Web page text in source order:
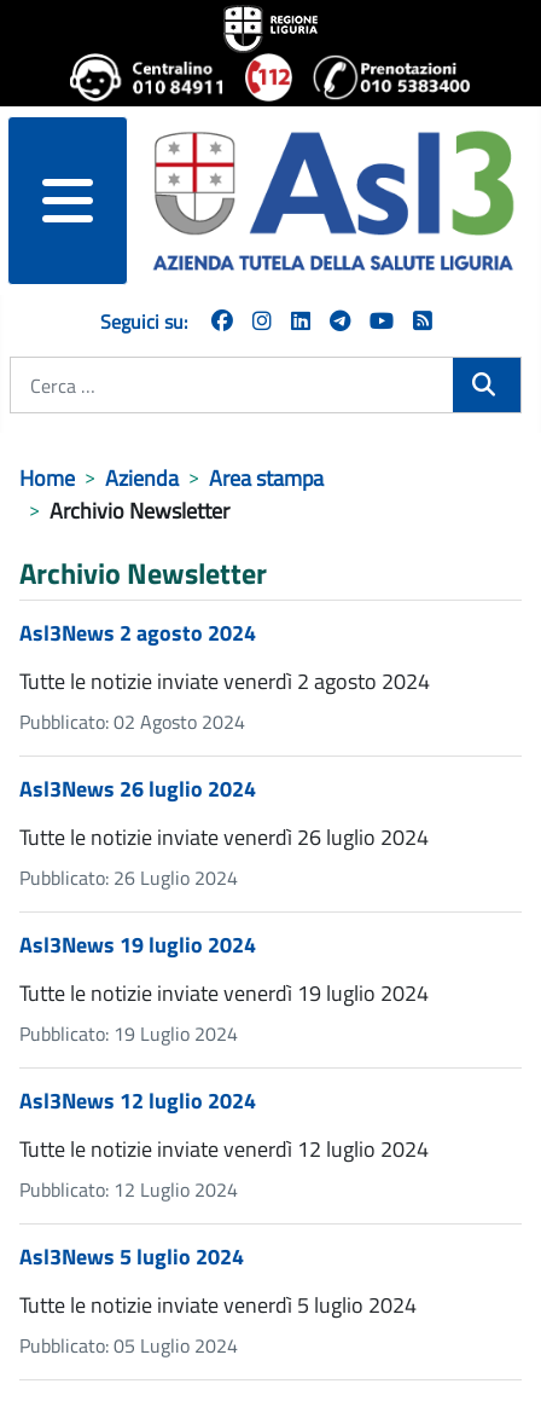
menu
Seguici su:
Home Azienda
Area stampa
Archivio Newsletter
Archivio Newsletter
Asl3News 2 agosto 2024
Tutte le notizie inviate venerdì 2 agosto 2024
Pubblicato: 02 Agosto 2024
Asl3News 26 luglio 2024
Tutte le notizie inviate venerdì 26 luglio 2024
Pubblicato: 26 Luglio 2024
Asl3News 19 luglio 2024
Tutte le notizie inviate venerdì 19 luglio 2024
Pubblicato: 19 Luglio 2024
Asl3News 12 luglio 2024
Tutte le notizie inviate venerdì 12 luglio 2024
Pubblicato: 12 Luglio 2024
Asl3News 5 luglio 2024
Tutte le notizie inviate venerdì 5 luglio 2024
Pubblicato: 05 Luglio 2024